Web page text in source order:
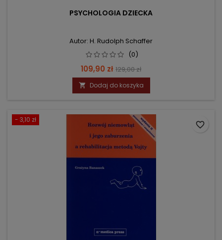
PSYCHOLOGIA DZIECKA
Autor: H. Rudolph Schaffer
(0)
Cena
109,90 zł Cena
podstawowa
129,00 zł
 Dodaj do koszyka
- 3,10 zł
favorite_border